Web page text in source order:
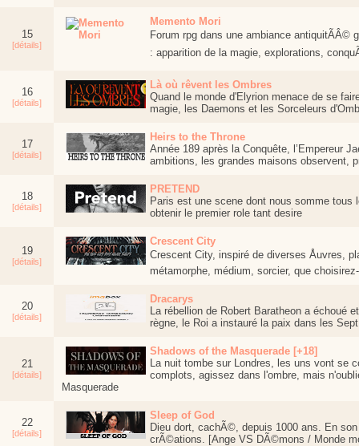
15
[détails]
Memento Mori
Forum rpg dans une ambiance
: apparition de la magie, explorations,
16
[détails]
Là où rêvent les Ombres
Quand le monde d'Elyrion menace de se
magie, les Daemons et les Sorceleurs
17
[détails]
Heirs to the Throne
Année 189 après la Conquête, l’Empereur
ambitions, les grandes maisons observent,
18
[détails]
PRETEND
Paris est une scene dont nous somme
obtenir le premier role tant desire
19
[détails]
Crescent City
Crescent City, inspiré de diverses Åuvres,
métamorphe, médium, sorcier, que
20
[détails]
Dracarys
La rébellion de Robert Baratheon a échoué
règne, le Roi a instauré la paix dans les
21
[détails]
Shadows of the Masquerade [+18]
La nuit tombe sur Londres, les uns vont se
complots, agissez dans l'ombre, mais
Masquerade
22
[détails]
Sleep of God
Dieu dort, cachÃ©, depuis 1000 ans. En
crÃ©ations. [Ange VS DÃ©mons / Monde